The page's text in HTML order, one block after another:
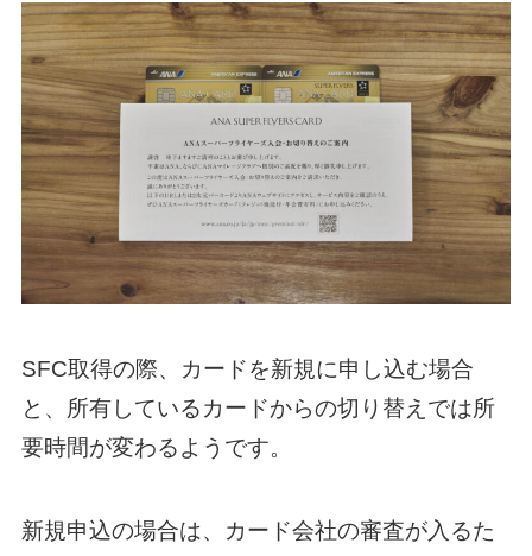
SFC取得の際、カードを新規に申し込む場合
と、所有しているカードからの切り替えでは所
要時間が変わるようです。
新規申込の場合は、カード会社の審査が入るた